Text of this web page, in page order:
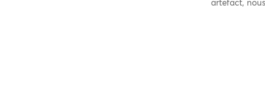
artefact,